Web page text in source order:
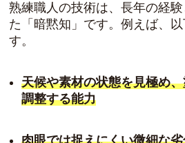
熟練職人の技術は、長年の経
た「暗黙知」です。例えば、
す。
天候や素材の状態を見極め
調整する能力